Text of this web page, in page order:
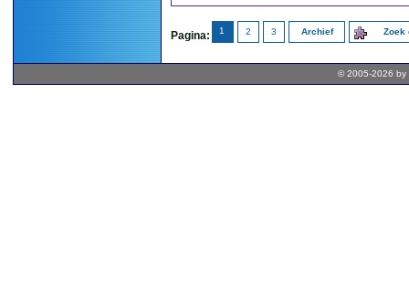
Pagina: 1 2 3 Archief Zoek
© 2005-2026 by